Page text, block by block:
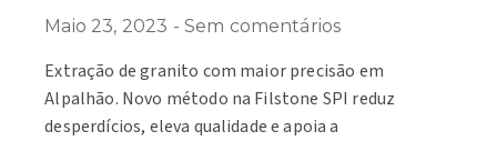
Maio 23, 2023 Sem comentários
Extração de granito com maior precisão em
Alpalhão. Novo método na Filstone SPI reduz
desperdícios, eleva qualidade e apoia a